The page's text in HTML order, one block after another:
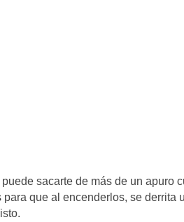
sacarte de más de un apuro
que al encenderlos, se derrita